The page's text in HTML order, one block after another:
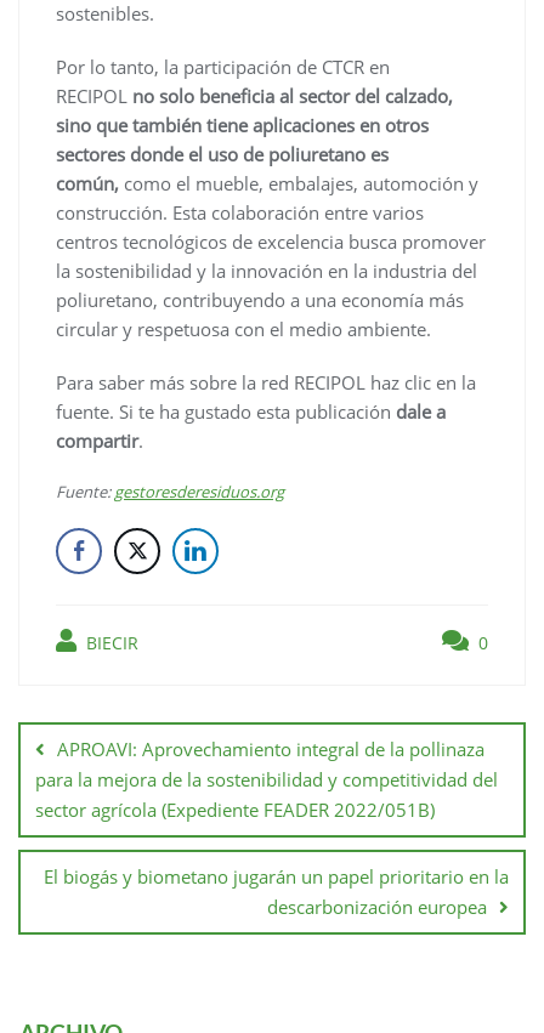
sostenibles.
Por lo tanto, la participación de CTCR en
RECIPOL no solo beneficia al sector del calzado,
sino que también tiene aplicaciones en otros
sectores donde el uso de poliuretano es
común, como el mueble, embalajes, automoción y
construcción. Esta colaboración entre varios
centros tecnológicos de excelencia busca promover
la sostenibilidad y la innovación en la industria del
poliuretano, contribuyendo a una economía más
circular y respetuosa con el medio ambiente.
Para saber más sobre la red RECIPOL haz clic en la
fuente. Si te ha gustado esta publicación dale a
compartir.
Fuente:gestoresderesiduos.org
BIECIR 0
APROAVI: Aprovechamiento integral de la pollinaza
para la mejora de la sostenibilidad y competitividad del
sector agrícola (Expediente FEADER 2022/051B)
El biogás y biometano jugarán un papel prioritario en la
descarbonización europea